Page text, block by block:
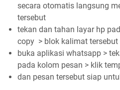
secara otomatis langsung
tersebut
tekan dan tahan layar hp
copy > blok kalimat tersebut
buka aplikasi whatsapp >
pada kolom pesan > klik
dan pesan tersebut siap